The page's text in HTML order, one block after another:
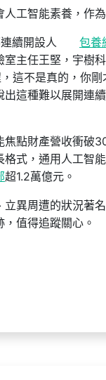
人工智能素養，作
續開設人 包養
主任王堅，宇樹
這不是真的，你
這種難以展開連
焦點財產營收衝破
式，通用人工智
超1.2萬億元。
異周遭的狀況著
值得追蹤關心。